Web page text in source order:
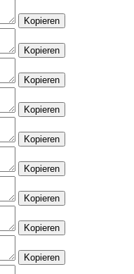
Kopieren
Kopieren
Kopieren
Kopieren
Kopieren
Kopieren
Kopieren
Kopieren
Kopieren